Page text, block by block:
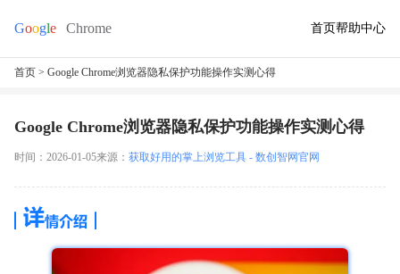
首页帮助中心
首页 > Google Chrome浏览器隐私保护功能操作实测心得
Google Chrome浏览器隐私保护功能操作实测心得
时间：2026-01-05来源： 获取好用的掌上浏览工具 - 数创智网官网